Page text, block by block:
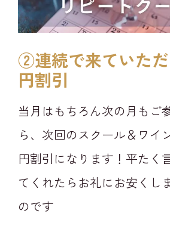
②連続で来ていた
円割引
当月はもちろん次の月もご
ら、次回のスクール＆ワイ
円割引になります！平たく
てくれたらお礼にお安くし
のです